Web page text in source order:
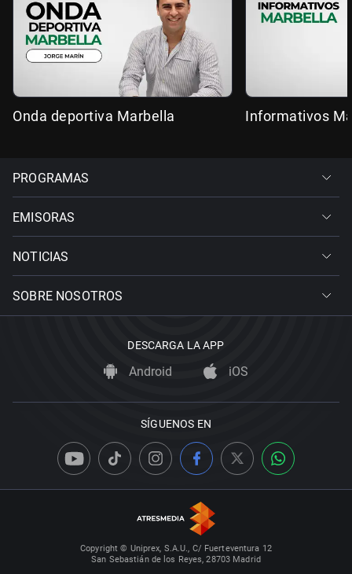
Onda deportiva Marbella Informativos
PROGRAMAS
EMISORAS
NOTICIAS
SOBRE NOSOTROS
DESCARGA LA APP
Android iOS
SÍGUENOS EN
Copyright © Uniprex, S.A.U., C/ Fuerteventura 12
San Sebastián de los Reyes, 28703 Madrid